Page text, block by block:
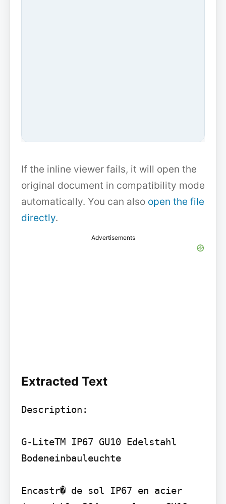
If the inline viewer fails, it will open the
original document in compatibility mode
automatically. You can also open the file
directly.
Advertisements
Extracted Text
Description:
G-LiteTM IP67 GU10 Edelstahl
Bodeneinbauleuchte
Encastr� de sol IP67 en acier